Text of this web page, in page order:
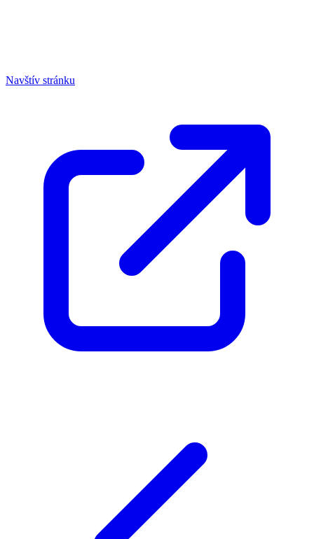
Navštív stránku